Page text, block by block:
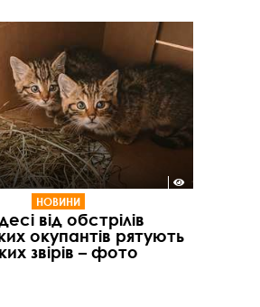
НОВИНИ
від обстрілів
окупантів рятують
звірів – фото